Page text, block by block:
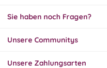
31.07.26
Super schnelle Lieferung,
wieder, vielen Dank.
Sie haben noch Fragen?
Unsere Communitys
Unsere Zahlungsarten